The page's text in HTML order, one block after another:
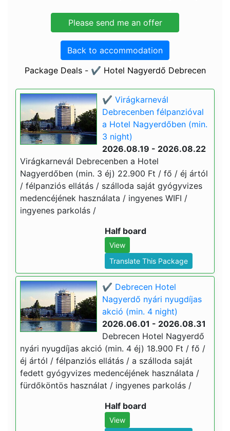
Back to accommodation
Package Deals - ✔️ Hotel Nagyerdő Debrecen
✔️ Virágkarnevál
Debrecenben félpanzióval
a Hotel Nagyerdőben (min.
3 night)
2026.08.19 - 2026.08.22
Virágkarnevál Debrecenben a Hotel
Nagyerdőben (min. 3 éj) 22.900 Ft / fő / éj ártól
/ félpanziós ellátás / szálloda saját gyógyvizes
medencéjének használata / ingyenes WIFI /
ingyenes parkolás /
Half board
View
Translate This Package
✔️ Debrecen Hotel
Nagyerdő nyári nyugdíjas
akció (min. 4 night)
2026.06.01 - 2026.08.31
Debrecen Hotel Nagyerdő
nyári nyugdíjas akció (min. 4 éj) 18.900 Ft / fő /
éj ártól / félpanziós ellátás / a szálloda saját
fedett gyógyvizes medencéjének használata /
fürdőköntös használat / ingyenes parkolás /
Half board
View